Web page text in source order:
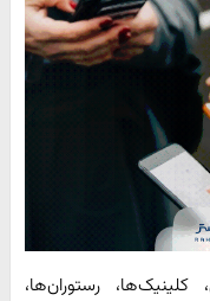
کلینیک‌ها، رستوران‌ها،